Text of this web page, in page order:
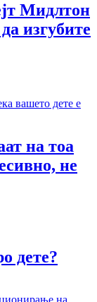
Мидлтон
изгубите
на тоа
не
дете?